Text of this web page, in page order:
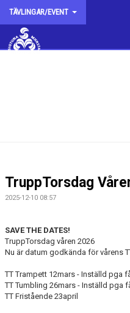
TÄVLINGAR/EVENT
TruppTorsdag
2025-12-10 08:57
SAVE THE DATES!
TruppTorsdag våren 2026
Nu är datum godkända för vårens
TT Trampett 12mars - Inställd pga
TT Tumbling 26mars - Inställd pga
TT Fristående 23april